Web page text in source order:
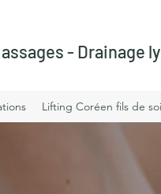
- Drainage
Lifting Coréen fils de